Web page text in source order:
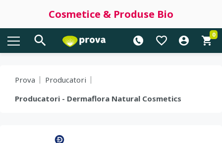
Cosmetice & Produse Bio
0
Prova
Producatori
Producatori - Dermaflora Natural Cosmetics